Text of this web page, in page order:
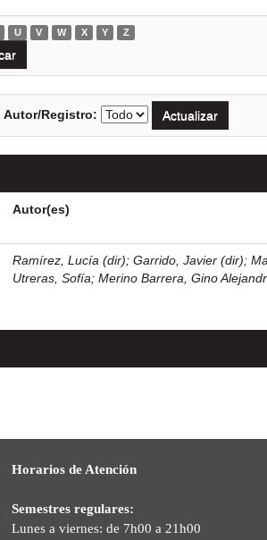
U V W X Y Z
Autor/Registro:
Autor(es)
Ramírez, Lucía (dir); Garrido, Javier (dir);
Utreras, Sofía; Merino Barrera, Gino
Horarios de Atención
Semestres regulares:
Lunes a viernes: de 7h00 a 21h00